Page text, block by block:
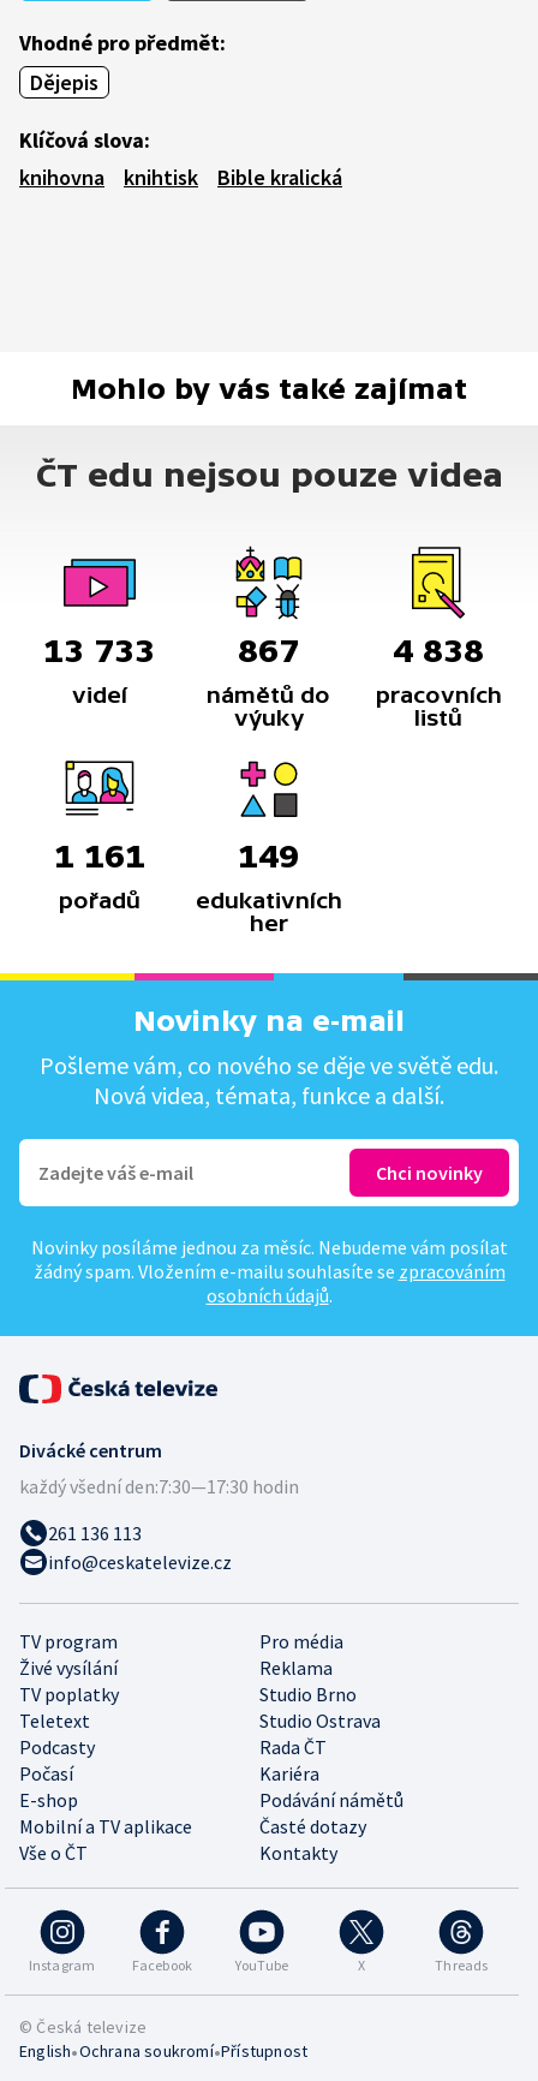
Vhodné pro předmět:
Dějepis
Klíčová slova:
knihovna
knihtisk Bible kralická
Mohlo by vás také zajímat
ČT edu nejsou pouze videa
13 733
videí
867
námětů do
výuky
4 838
pracovních
listů
1 161
pořadů
149
edukativních
her
Novinky na e-mail
Pošleme vám, co nového se děje ve světě edu.
Nová videa, témata, funkce a další.
Novinky posíláme jednou za měsíc. Nebudeme vám posílat
žádný spam. Vložením e-mailu souhlasíte se zpracováním
osobních údajů.